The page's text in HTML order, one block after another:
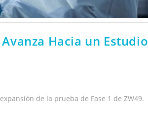
Hacia un Estudio
de la prueba de Fase 1 de ZW49.